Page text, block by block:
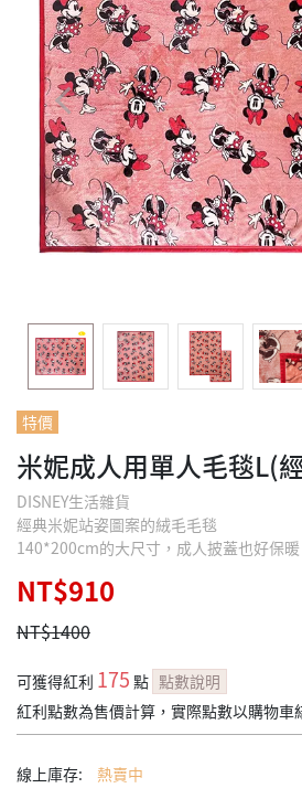
特價
米妮成人用單人毛毯L(
DISNEY生活雜貨
經典米妮站姿圖案的絨毛毛毯
140*200cm的大尺寸，成人披蓋也好保暖
NT$910
NT$1400
可獲得紅利 175 點 點數說明
紅利點數為售價計算，實際點數以購物車
線上庫存: 熱賣中